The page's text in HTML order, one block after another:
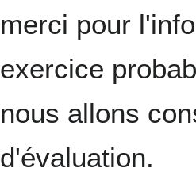
merci pour
exercice
nous allons
d'évaluation.